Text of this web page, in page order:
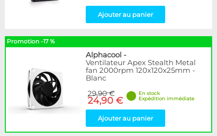
Ajouter au panier
Promotion -17 %
Alphacool -
Ventilateur Apex Stealth Metal
fan 2000rpm 120x120x25mm -
Blanc
29,90 €
24,90 €
En stock
Expédition immédiate
Ajouter au panier